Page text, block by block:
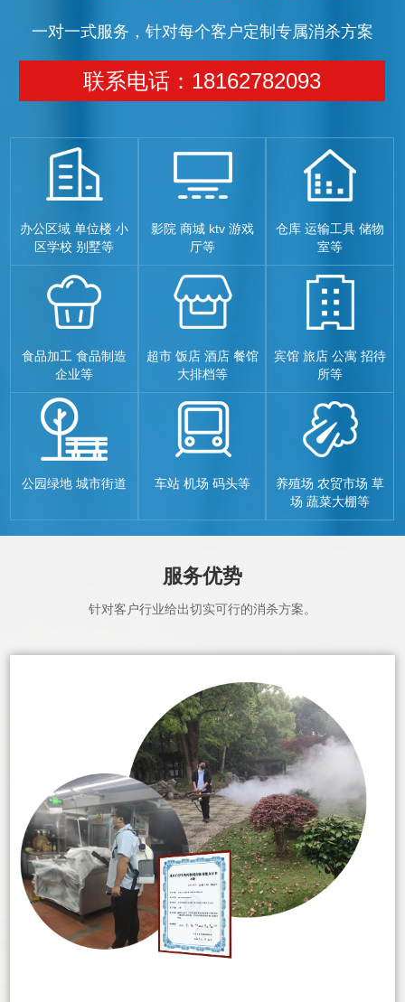
一对一式服务，针对每个客户定制专属消杀方案
联系电话：18162782093
办公区域 单位楼 小
区学校 别墅等
影院 商城 ktv 游戏
厅等
仓库 运输工具 储物
室等
食品加工 食品制造
企业等
超市 饭店 酒店 餐馆
大排档等
宾馆 旅店 公寓 招待
所等
公园绿地 城市街道 车站 机场 码头等
养殖场 农贸市场 草
场 蔬菜大棚等
服务优势
针对客户行业给出切实可行的消杀方案。